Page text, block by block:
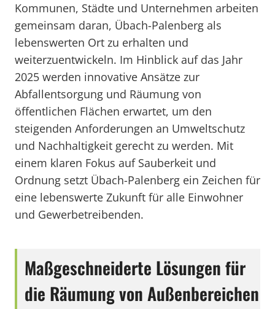
Kommunen, Städte und Unternehmen arbeiten
gemeinsam daran, Übach-Palenberg als
lebenswerten Ort zu erhalten und
weiterzuentwickeln. Im Hinblick auf das Jahr
2025 werden innovative Ansätze zur
Abfallentsorgung und Räumung von
öffentlichen Flächen erwartet, um den
steigenden Anforderungen an Umweltschutz
und Nachhaltigkeit gerecht zu werden. Mit
einem klaren Fokus auf Sauberkeit und
Ordnung setzt Übach-Palenberg ein Zeichen für
eine lebenswerte Zukunft für alle Einwohner
und Gewerbetreibenden.
Maßgeschneiderte Lösungen für
die Räumung von Außenbereichen